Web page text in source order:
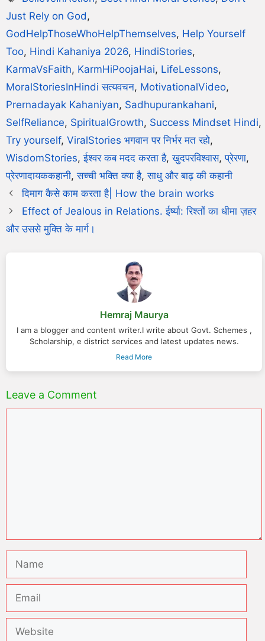
Just Rely on God,
GodHelpThoseWhoHelpThemselves, Help Yourself
Too, Hindi Kahaniya 2026, HindiStories,
KarmaVsFaith, KarmHiPoojaHai, LifeLessons,
MoralStoriesInHindi सत्यवचन, MotivationalVideo,
Prernadayak Kahaniyan, Sadhupurankahani,
SelfReliance, SpiritualGrowth, Success Mindset Hindi,
Try yourself, ViralStories भगवान पर निर्भर मत रहो,
WisdomStories,ईश्वर कब मदद करता है,खुदपरविश्वास,प्रेरणा,
प्रेरणादायककहानी,सच्ची भक्ति क्या है,साधु और बाढ़ की कहानी
दिमाग कैसे काम करता है| How the brain works
Effect of Jealous in Relations. ईर्ष्या: रिश्तों का धीमा ज़हर
और उससे मुक्ति के मार्ग।
Hemraj Maurya
I am a blogger and content writer.I write about Govt. Schemes ,
Scholarship, e district services and latest updates news.
Read More
Leave a Comment